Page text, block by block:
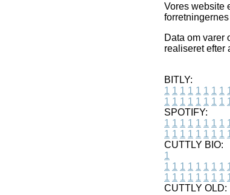
Vores website
Data om varer
realiseret efter
BITLY:
1 1 1 1 1 1 1 1
1 1 1 1 1 1 1 1
SPOTIFY:
1 1 1 1 1 1 1 1
1 1 1 1 1 1 1 1
CUTTLY BIO:
1
1 1 1 1 1 1 1 1
1 1 1 1 1 1 1 1
CUTTLY OLD: